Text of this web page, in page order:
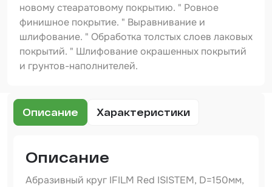
Крышка для ёмкости
Материалы для вклейки стекол
новому стеаратовому покрытию. " Ровное
финишное покрытие. " Выравнивание и
шлифование. " Обработка толстых слоев лаковых
покрытий. " Шлифование окрашенных покрытий
и грунтов-наполнителей.
Описание Характеристики
Описание
Абразивный круг IFILM Red ISISTEM, D=150мм,